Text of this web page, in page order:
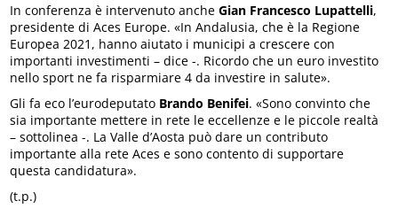
In conferenza è intervenuto ancheGian Francesco Lupattelli,
presidente di Aces Europe. «In Andalusia, che è la Regione
Europea 2021, hanno aiutato i municipi a crescere con
importanti investimenti – dice -. Ricordo che un euro investito
nello sport ne fa risparmiare 4 da investire in salute».
Gli fa eco l’eurodeputato Brando Benifei. «Sono convinto che
sia importante mettere in rete le eccellenze e le piccole realtà
– sottolinea -. La Valle d’Aosta può dare un contributo
importante alla rete Aces e sono contento di supportare
questa candidatura».
(t.p.)